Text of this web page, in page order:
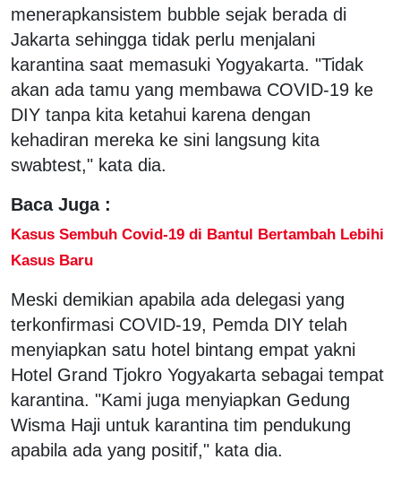
menerapkansistem bubble sejak berada di
Jakarta sehingga tidak perlu menjalani
karantina saat memasuki Yogyakarta. "Tidak
akan ada tamu yang membawa COVID-19 ke
DIY tanpa kita ketahui karena dengan
kehadiran mereka ke sini langsung kita
swabtest," kata dia.
Baca Juga :
Kasus Sembuh Covid-19 di Bantul Bertambah Lebihi
Kasus Baru
Meski demikian apabila ada delegasi yang
terkonfirmasi COVID-19, Pemda DIY telah
menyiapkan satu hotel bintang empat yakni
Hotel Grand Tjokro Yogyakarta sebagai tempat
karantina. "Kami juga menyiapkan Gedung
Wisma Haji untuk karantina tim pendukung
apabila ada yang positif," kata dia.